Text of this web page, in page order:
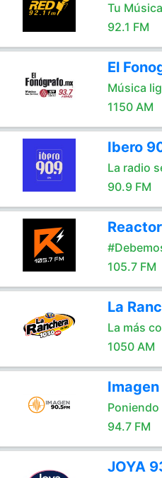
Tu
92.1 FM
El
Música
1150 AM
Ibero
La radio
90.9 FM
105.7 FM
La
La más
1050 AM
94.7 FM
JOYA